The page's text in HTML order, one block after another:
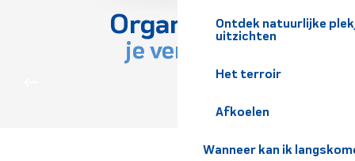
Ontdek natuurlijke
uitzichten
Het terroir
Afkoelen
Wanneer kan ik
Organiseer
je verblijf